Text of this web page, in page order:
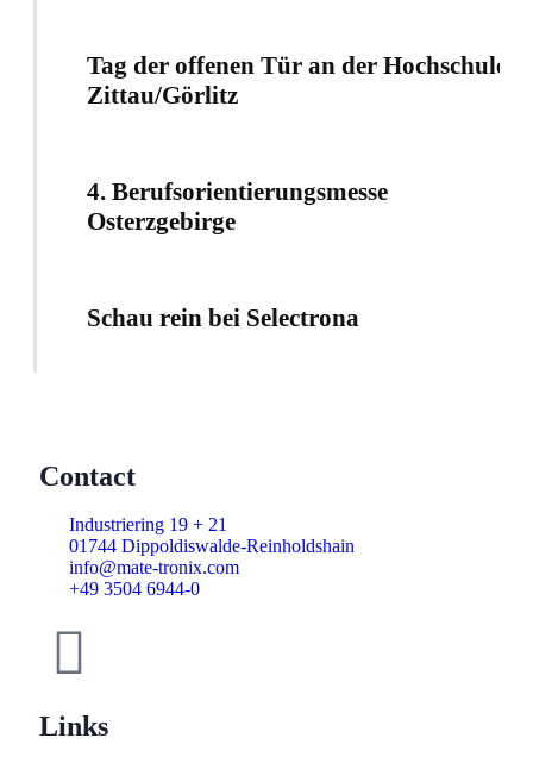
Tag der offenen Tür an der Hochschule
Zittau/Görlitz
4. Berufsorientierungsmesse
Osterzgebirge
Schau rein bei Selectrona
Contact
Industriering 19 + 21
01744 Dippoldiswalde-Reinholdshain
info@mate-tronix.com
+49 3504 6944-0
Links